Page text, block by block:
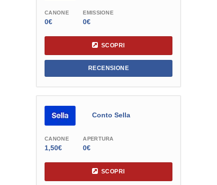
CANONE
0€
EMISSIONE
0€
SCOPRI
RECENSIONE
Conto Sella
CANONE
1,50€
APERTURA
0€
SCOPRI